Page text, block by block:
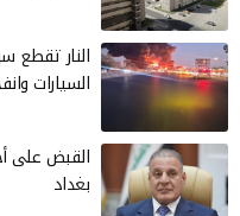
النار تقطع
السيارات
القبض على
بغداد